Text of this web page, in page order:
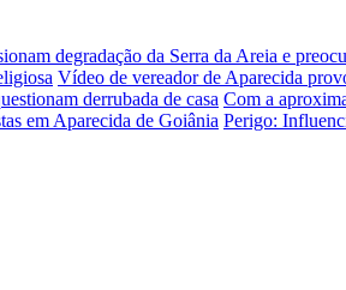
degradação da Serra da Areia e
Vídeo de vereador de Aparecida
derrubada de casa Com a
em Aparecida de Goiânia Perigo: